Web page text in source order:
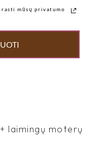
rasti mūsų privatumo
laimingų moterų